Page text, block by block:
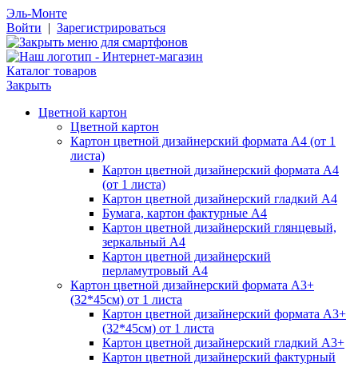
Эль-Монте
Войти | Зарегистрироваться
Каталог товаров
Закрыть
Цветной картон
Цветной картон
Картон цветной дизайнерский формата А4 (от 1
листа)
Картон цветной дизайнерский формата А4
(от 1 листа)
Картон цветной дизайнерский гладкий А4
Бумага, картон фактурные А4
Картон цветной дизайнерский глянцевый,
зеркальный А4
Картон цветной дизайнерский
перламутровый А4
Картон цветной дизайнерский формата А3+
(32*45см) от 1 листа
Картон цветной дизайнерский формата А3+
(32*45см) от 1 листа
Картон цветной дизайнерский гладкий А3+
Картон цветной дизайнерский фактурный